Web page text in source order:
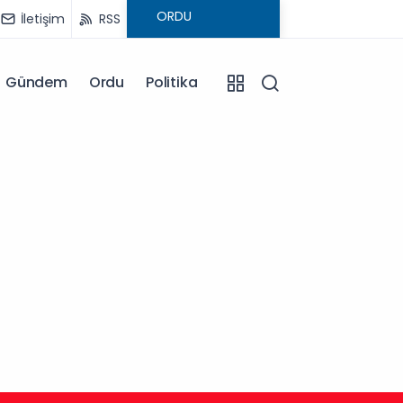
İletişim RSS
Gündem Ordu Politika